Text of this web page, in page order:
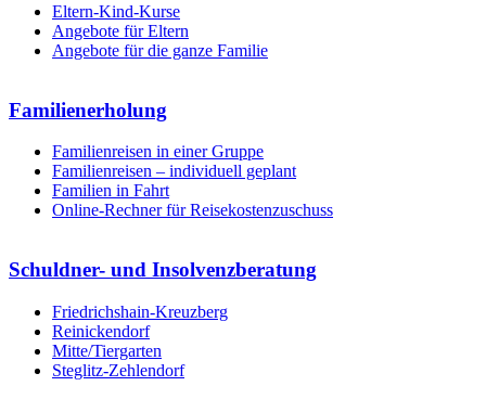
Eltern-Kind-Kurse
Angebote für Eltern
Angebote für die ganze Familie
Familienerholung
Familienreisen in einer Gruppe
Familienreisen – individuell geplant
Familien in Fahrt
Online-Rechner für Reisekostenzuschuss
Schuldner- und Insolvenzberatung
Friedrichshain-Kreuzberg
Reinickendorf
Mitte/Tiergarten
Steglitz-Zehlendorf